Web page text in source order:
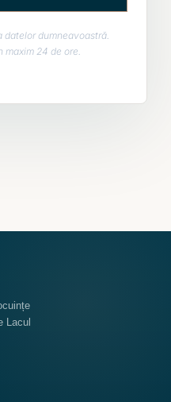
dumneavoastră.
maxim 24 de ore.
Lacul